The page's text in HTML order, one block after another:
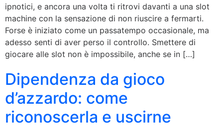
ipnotici, e ancora una volta ti ritrovi davanti a una slot
machine con la sensazione di non riuscire a fermarti.
Forse è iniziato come un passatempo occasionale, ma
adesso senti di aver perso il controllo. Smettere di
giocare alle slot non è impossibile, anche se in […]
Dipendenza da gioco
d’azzardo: come
riconoscerla e uscirne